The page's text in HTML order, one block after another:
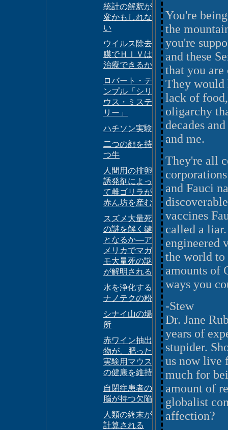
統計の解釈が
変かもしれな
い
ウイルス除去
膜でＨＩＶは
治療できるか
ロバート・テ
ンプル「シリ
ウス・ミステ
リー」
ハチソン実験
二つの顔を持
つ牛
人間用の排卵
誘発剤によっ
て雌ゴリラが
赤ん坊を産む
スズメ大量死
の謎を解く鍵
となるか―ア
メリカでマガ
モ大量死の謎
が解明される
水を浄化する
ナノテクの粉
シナイ山の場
所
赤ワイン抽出
物が、肥った
実験用マウス
の健康を維持
自閉症患者の
脳が持つ欠陥
人類の終末が
計算される
You're
the
you're
and these
that you are
They would
lack of
oligarchy
decades
and me.
They're all
and Fauci
vaccines
called a
engineered
the world
amounts of
ways you
-Stew
Dr. Jane
years of
stupider.
us now live
much for
amount of
globalist
affection?